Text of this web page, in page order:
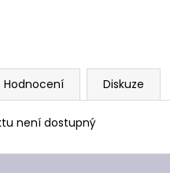
Hodnocení Diskuze
není dostupný